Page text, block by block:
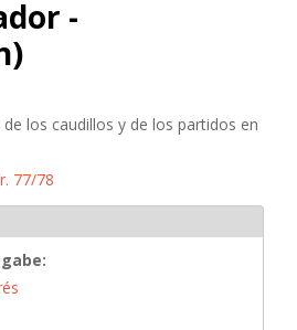
-
los caudillos y de los partidos en
77/78